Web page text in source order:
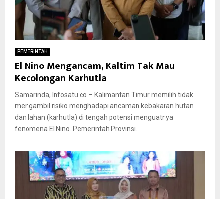
PEMERINTAH
El Nino Mengancam, Kaltim Tak Mau
Kecolongan Karhutla
Samarinda, Infosatu.co – Kalimantan Timur memilih tidak
mengambil risiko menghadapi ancaman kebakaran hutan
dan lahan (karhutla) di tengah potensi menguatnya
fenomena El Nino. Pemerintah Provinsi...